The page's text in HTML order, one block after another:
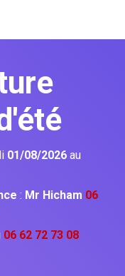
01/08/2026 au
: Mr Hicham 06
06 62 72 73 08